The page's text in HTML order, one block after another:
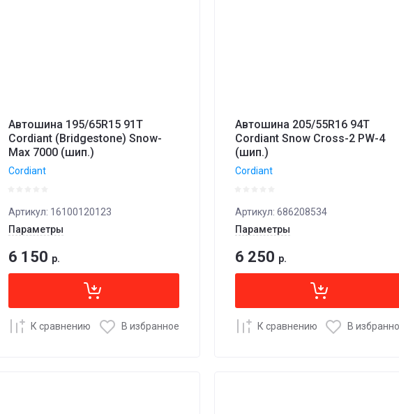
Автошина 195/65R15 91T
Cordiant (Bridgestone) Snow-
Max 7000 (шип.)
Cordiant
Артикул: 16100120123
Параметры
6 150 р.
К сравнению В избранное
Автошина 205/55R16 94T
Cordiant Snow Cross-2 PW-4
(шип.)
Cordiant
Артикул: 686208534
Параметры
6 250 р.
К сравнению В